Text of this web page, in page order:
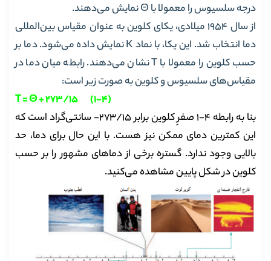
درجه سلسیوس را معمولا با Θ نمایش می‌دهند.
از سال 1954 میلادی، یکای کلوین به عنوان مقیاس بین‌المللی
دما انتخاب شد. این یکا، با نماد K نمایش داده‌ می‌شود. دما بر
حسب کلوین را معمولا با T نشان می‌دهند. رابطه میان دما در
مقیاس‌های سلسیوس و کلوین به صورت زیر است:
T = Θ + 273/15 (1-4)
بنا به رابطه 4-1 صفرِ کلوین برابر 273/15- سانتی‌گراد است که
این کمترین دمای ممکن نیز هست. با این حال برای دما، حد
بالایی وجود ندارد. گستره برخی از دماهای مشهور را بر حسب
کلوین در شکل پایین مشاهده می‌کنید.